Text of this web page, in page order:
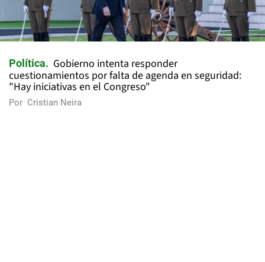
Política
Gobierno intenta responder
cuestionamientos por falta de agenda en seguridad:
"Hay iniciativas en el Congreso"
Por Cristian Neira